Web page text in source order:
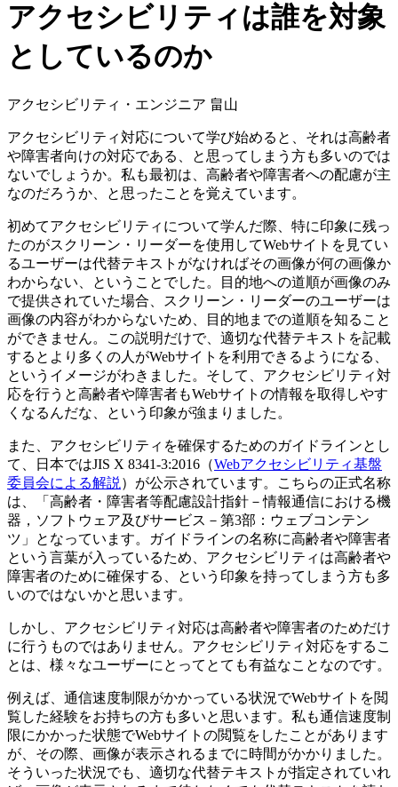
アクセシビリティは誰を対象
としているのか
アクセシビリティ・エンジニア 畠山
アクセシビリティ対応について学び始めると、それは高齢者
や障害者向けの対応である、と思ってしまう方も多いのでは
ないでしょうか。私も最初は、高齢者や障害者への配慮が主
なのだろうか、と思ったことを覚えています。
初めてアクセシビリティについて学んだ際、特に印象に残っ
たのがスクリーン・リーダーを使用してWebサイトを見てい
るユーザーは代替テキストがなければその画像が何の画像か
わからない、ということでした。目的地への道順が画像のみ
で提供されていた場合、スクリーン・リーダーのユーザーは
画像の内容がわからないため、目的地までの道順を知ること
ができません。この説明だけで、適切な代替テキストを記載
するとより多くの人がWebサイトを利用できるようになる、
というイメージがわきました。そして、アクセシビリティ対
応を行うと高齢者や障害者もWebサイトの情報を取得しやす
くなるんだな、という印象が強まりました。
また、アクセシビリティを確保するためのガイドラインとし
て、日本ではJIS X 8341-3:2016（Webアクセシビリティ基盤
委員会による解説 ）が公示されています。こちらの正式名称
は、「高齢者・障害者等配慮設計指針－情報通信における機
器，ソフトウェア及びサービス－第3部：ウェブコンテン
ツ」となっています。ガイドラインの名称に高齢者や障害者
という言葉が入っているため、アクセシビリティは高齢者や
障害者のために確保する、という印象を持ってしまう方も多
いのではないかと思います。
しかし、アクセシビリティ対応は高齢者や障害者のためだけ
に行うものではありません。アクセシビリティ対応をするこ
とは、様々なユーザーにとってとても有益なことなのです。
例えば、通信速度制限がかかっている状況でWebサイトを閲
覧した経験をお持ちの方も多いと思います。私も通信速度制
限にかかった状態でWebサイトの閲覧をしたことがあります
が、その際、画像が表示されるまでに時間がかかりました。
そういった状況でも、適切な代替テキストが指定されていれ